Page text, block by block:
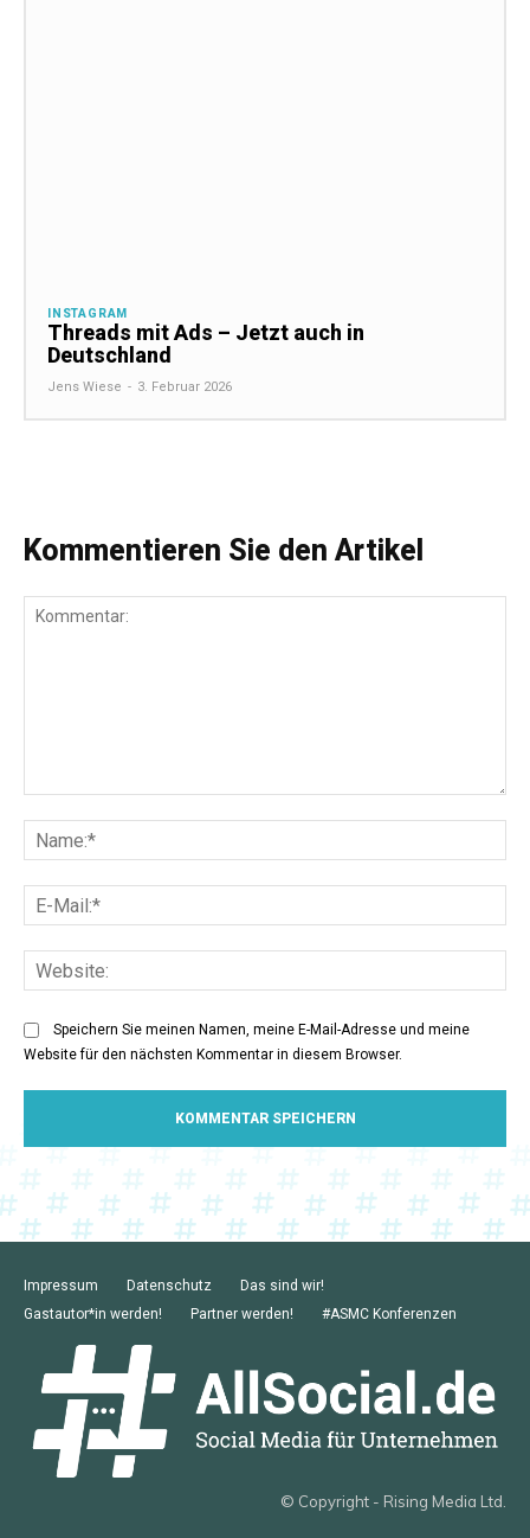
INSTAGRAM
Threads mit Ads – Jetzt auch in
Deutschland
Jens Wiese - 3. Februar 2026
Kommentieren Sie den Artikel
Speichern Sie meinen Namen, meine E-Mail-Adresse und meine
Website für den nächsten Kommentar in diesem Browser.
Impressum Datenschutz
Das sind wir!
Gastautor*in werden!
Partner werden! #ASMC Konferenzen
© Copyright - Rising Media Ltd.